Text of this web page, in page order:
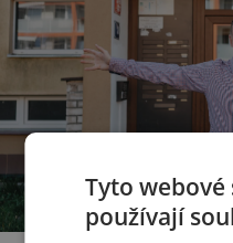
Tyto
používají